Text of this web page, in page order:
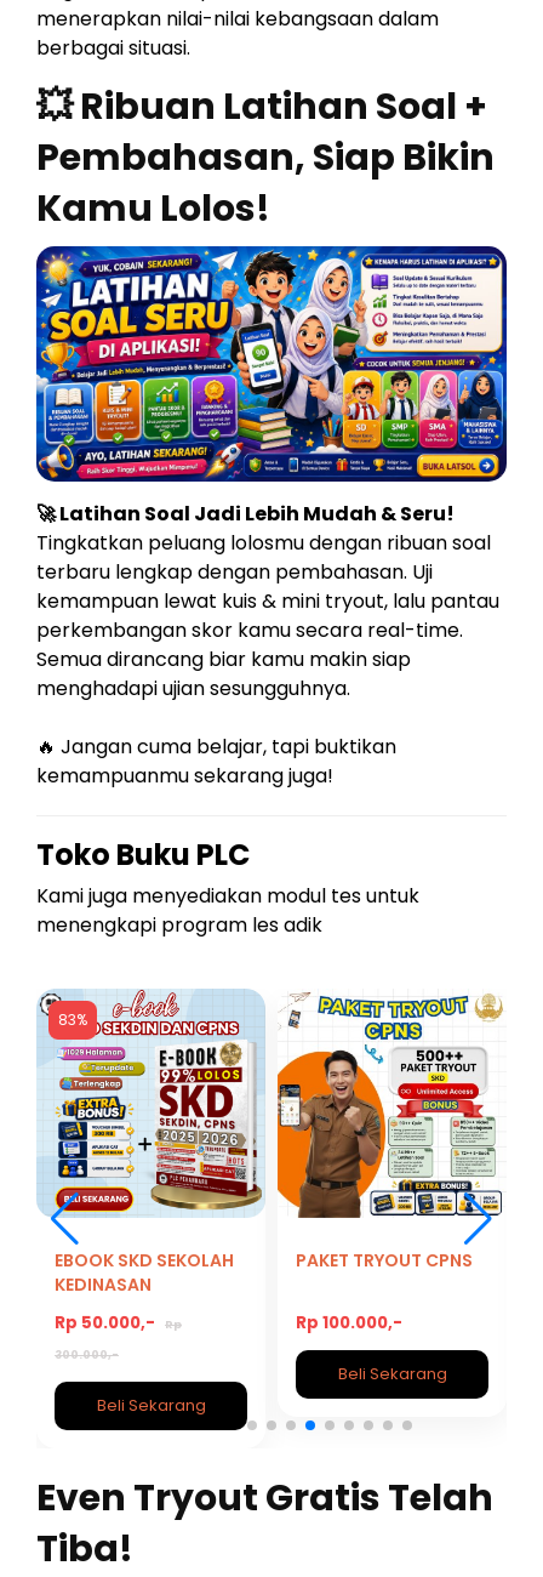
menerapkan nilai-nilai kebangsaan dalam
berbagai situasi.
💥 Ribuan Latihan Soal +
Pembahasan, Siap Bikin
Kamu Lolos!
🚀 Latihan Soal Jadi Lebih Mudah & Seru!
Tingkatkan peluang lolosmu dengan ribuan soal
terbaru lengkap dengan pembahasan. Uji
kemampuan lewat kuis & mini tryout, lalu pantau
perkembangan skor kamu secara real-time.
Semua dirancang biar kamu makin siap
menghadapi ujian sesungguhnya.
🔥 Jangan cuma belajar, tapi buktikan
kemampuanmu sekarang juga!
Toko Buku PLC
Kami juga menyediakan modul tes untuk
menengkapi program les adik
83%
EBOOK SKD SEKOLAH
KEDINASAN
Rp 50.000,-
Rp
300.000,-
Beli Sekarang
PAKET TRYOUT CPNS
Rp 100.000,-
Beli Sekarang
Even Tryout Gratis Telah
Tiba!